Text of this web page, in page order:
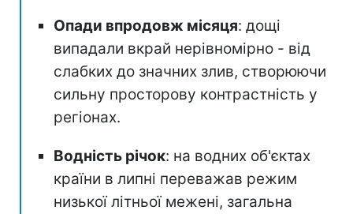
Опади впродовж місяця: дощі
випадали вкрай нерівномірно - від
слабких до значних злив, створюючи
сильну просторову контрастність у
регіонах.
Водність річок: на водних об'єктах
країни в липні переважав режим
низької літньої межені, загальна